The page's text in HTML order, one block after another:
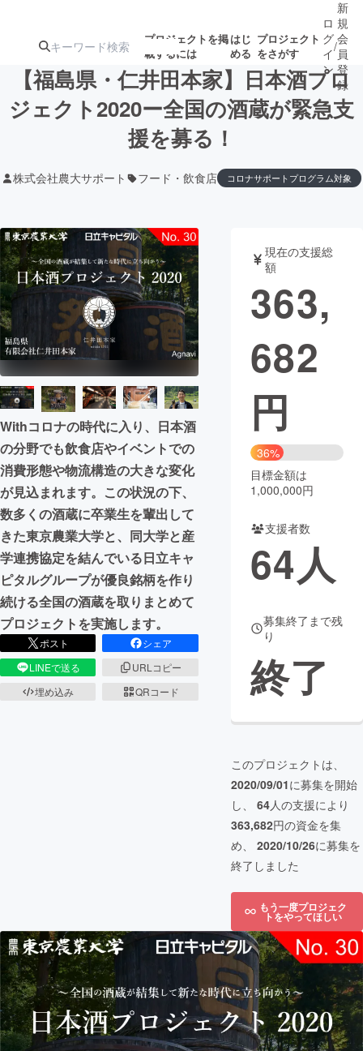
プロジェクトを掲
載するには
はじ
める
プロジェクト
をさがす
注目の新着プロ募集終了が近いプ
テクノロジー・ガジェット ゲーム・サ
映像・映画 書籍・雑誌
ビジネス・起業 チャレンジ
まちづくり・地域活性化
CAMPFIRE for Social Good
CAMPFIRE Creation
CAMPFIREふるさと納税machi-ya コミュニティ
ロ
グ
イ
ン
/
新
規
会
員
登
録
【福島県・仁井田本家】日本酒プロ
ジェクト2020ー全国の酒蔵が緊急支
援を募る！
株式会社農大サポート フード・飲食店 コロナサポートプログラム対象
Withコロナの時代に入り、日本酒
の分野でも飲食店やイベントでの
消費形態や物流構造の大きな変化
が見込まれます。この状況の下、
数多くの酒蔵に卒業生を輩出して
きた東京農業大学と、同大学と産
学連携協定を結んでいる日立キャ
ピタルグループが優良銘柄を作り
続ける全国の酒蔵を取りまとめて
プロジェクトを実施します。
ポスト
シェア
LINEで送る
URLコピー
埋め込み
QRコード
現在の支援総
額
363,
682
円
36%
目標金額は
1,000,000円
支援者数
64人
募集終了まで残
り
終了
このプロジェクトは、
2020/09/01に募集を開始
し、 64人の支援により
363,682円の資金を集
め、 2020/10/26に募集を
終了しました
もう一度プロジェク
トをやってほしい